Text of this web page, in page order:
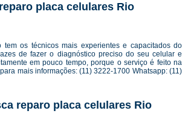
placa celulares Rio
tem os técnicos mais experientes e capacitados do
de fazer o diagnóstico preciso do seu celular e
em pouco tempo, porque o serviço é feito na
mais informações: (11) 3222-1700 Whatsapp: (11)
reparo placa celulares Rio